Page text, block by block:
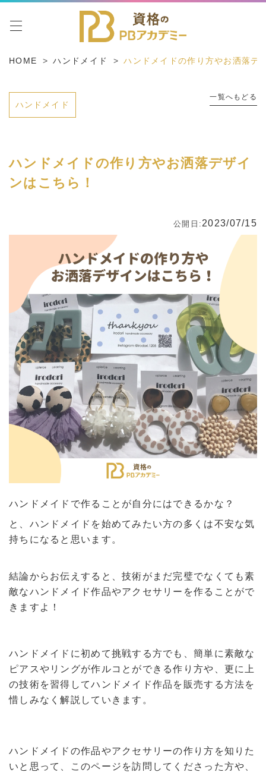
toggle navigation
HOME ハンドメイド ハンドメイドの作り方やお洒落デ
ハンドメイド
一覧へもどる
ハンドメイドの作り方やお洒落デザイ
ンはこちら！
公開日:2023/07/15
ハンドメイドで作ることが自分にはできるかな？
と、ハンドメイドを始めてみたい方の多くは不安な気
持ちになると思います。
結論からお伝えすると、技術がまだ完璧でなくても素
敵なハンドメイド作品やアクセサリーを作ることがで
きますよ！
ハンドメイドに初めて挑戦する方でも、簡単に素敵な
ピアスやリングが作ルコとができる作り方や、更に上
の技術を習得してハンドメイド作品を販売する方法を
惜しみなく解説していきます。
ハンドメイドの作品やアクセサリーの作り方を知りた
いと思って、このページを訪問してくださった方や、